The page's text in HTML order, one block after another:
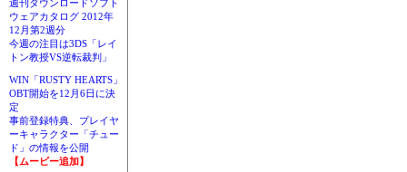
週刊ダウンロードソフト
ウェアカタログ 2012年
12月第2週分
今週の注目は3DS「レイ
トン教授VS逆転裁判」
WIN「RUSTY HEARTS」
OBT開始を12月6日に決
定
事前登録特典、プレイヤ
ーキャラクター「チュー
ド」の情報を公開
【ムービー追加】